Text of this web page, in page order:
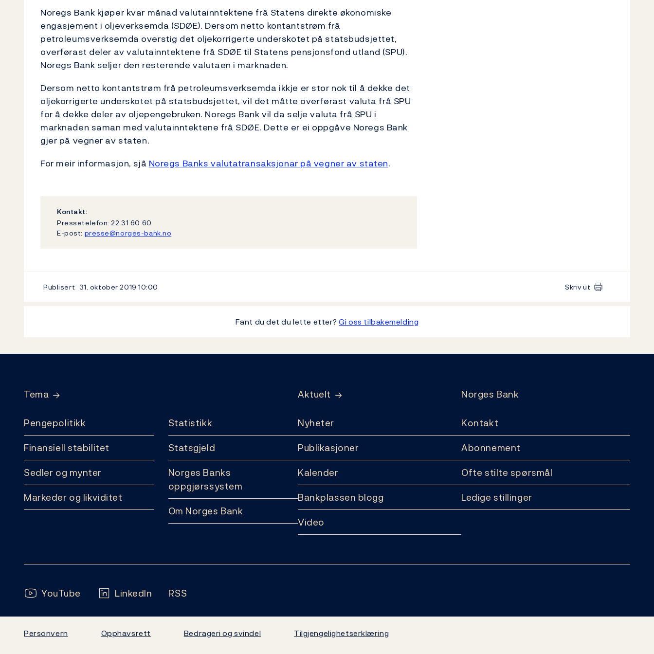
Noregs Bank kjøper kvar månad valutainntektene frå Statens direkte økonomiske
engasjement i oljeverksemda (SDØE). Dersom netto kontantstrøm frå
petroleumsverksemda overstig det oljekorrigerte underskotet på statsbudsjettet,
overførast deler av valutainntektene frå SDØE til Statens pensjonsfond utland (SPU).
Noregs Bank seljer den resterende valutaen i marknaden.
Dersom netto kontantstrøm frå petroleumsverksemda ikkje er stor nok til å dekke det
oljekorrigerte underskotet på statsbudsjettet, vil det måtte overførast valuta frå SPU
for å dekke deler av oljepengebruken. Noregs Bank vil da selje valuta frå SPU i
marknaden saman med valutainntektene frå SDØE. Dette er ei oppgåve Noregs Bank
gjer på vegner av staten.
For meir informasjon, sjå Noregs Banks valutatransaksjonar på vegner av staten.
Kontakt:
Pressetelefon: 22 31 60 60
E-post: presse@norges-bank.no
Publisert 31. oktober 201910:00 Skriv ut
Fant du det du lette etter?Gi oss tilbakemelding
Tema
Pengepolitikk
Finansiell stabilitet
Sedler og mynter
Markeder og likviditet
Statistikk
Statsgjeld
Norges Banks
oppgjørssystem
Om Norges Bank
Aktuelt
Nyheter
Publikasjoner
Kalender
Bankplassen blogg
Video
Norges Bank
Kontakt
Abonnement
Ofte stilte spørsmål
Ledige stillinger
Følg oss:
YouTube LinkedIn RSS
Personvern Opphavsrett Bedrageri og svindel Tilgjengelighetserklæring